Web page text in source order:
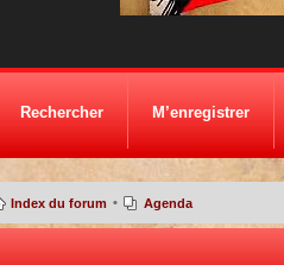
Rechercher M’enregistrer
Index du forum • Agenda